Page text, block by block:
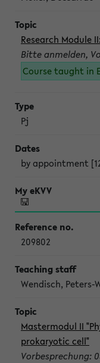
Research Module
Bitte anmelden,
Course taught in
Pj
by appointment
209802
Wendisch, Peters-
Mastermodul II
prokaryotic cell"
Vorbesprechung: